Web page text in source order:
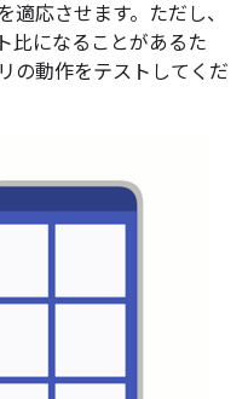
適応させます。ただし、
比になることがあるた
の動作をテストしてくだ